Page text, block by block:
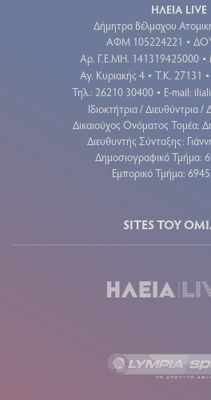
ΗΛΕΙΑ LIVE
Δήμητρα Βέλμαχου
ΑΦΜ 105224221 •
Aρ. Γ.Ε.ΜΗ. 141319425000 •
Αγ. Κυριακής 4 • Τ.Κ. 27131 •
Τηλ.: 26210 30400 • E-mail:
Ιδιοκτήτρια / Διευθύντρια /
Δικαιούχος Ονόματος Τομέα:
Διευθυντής Σύνταξης:
Δημοσιογραφικό Τμήμα:
Εμπορικό Τμήμα:
SITES ΤΟΥ